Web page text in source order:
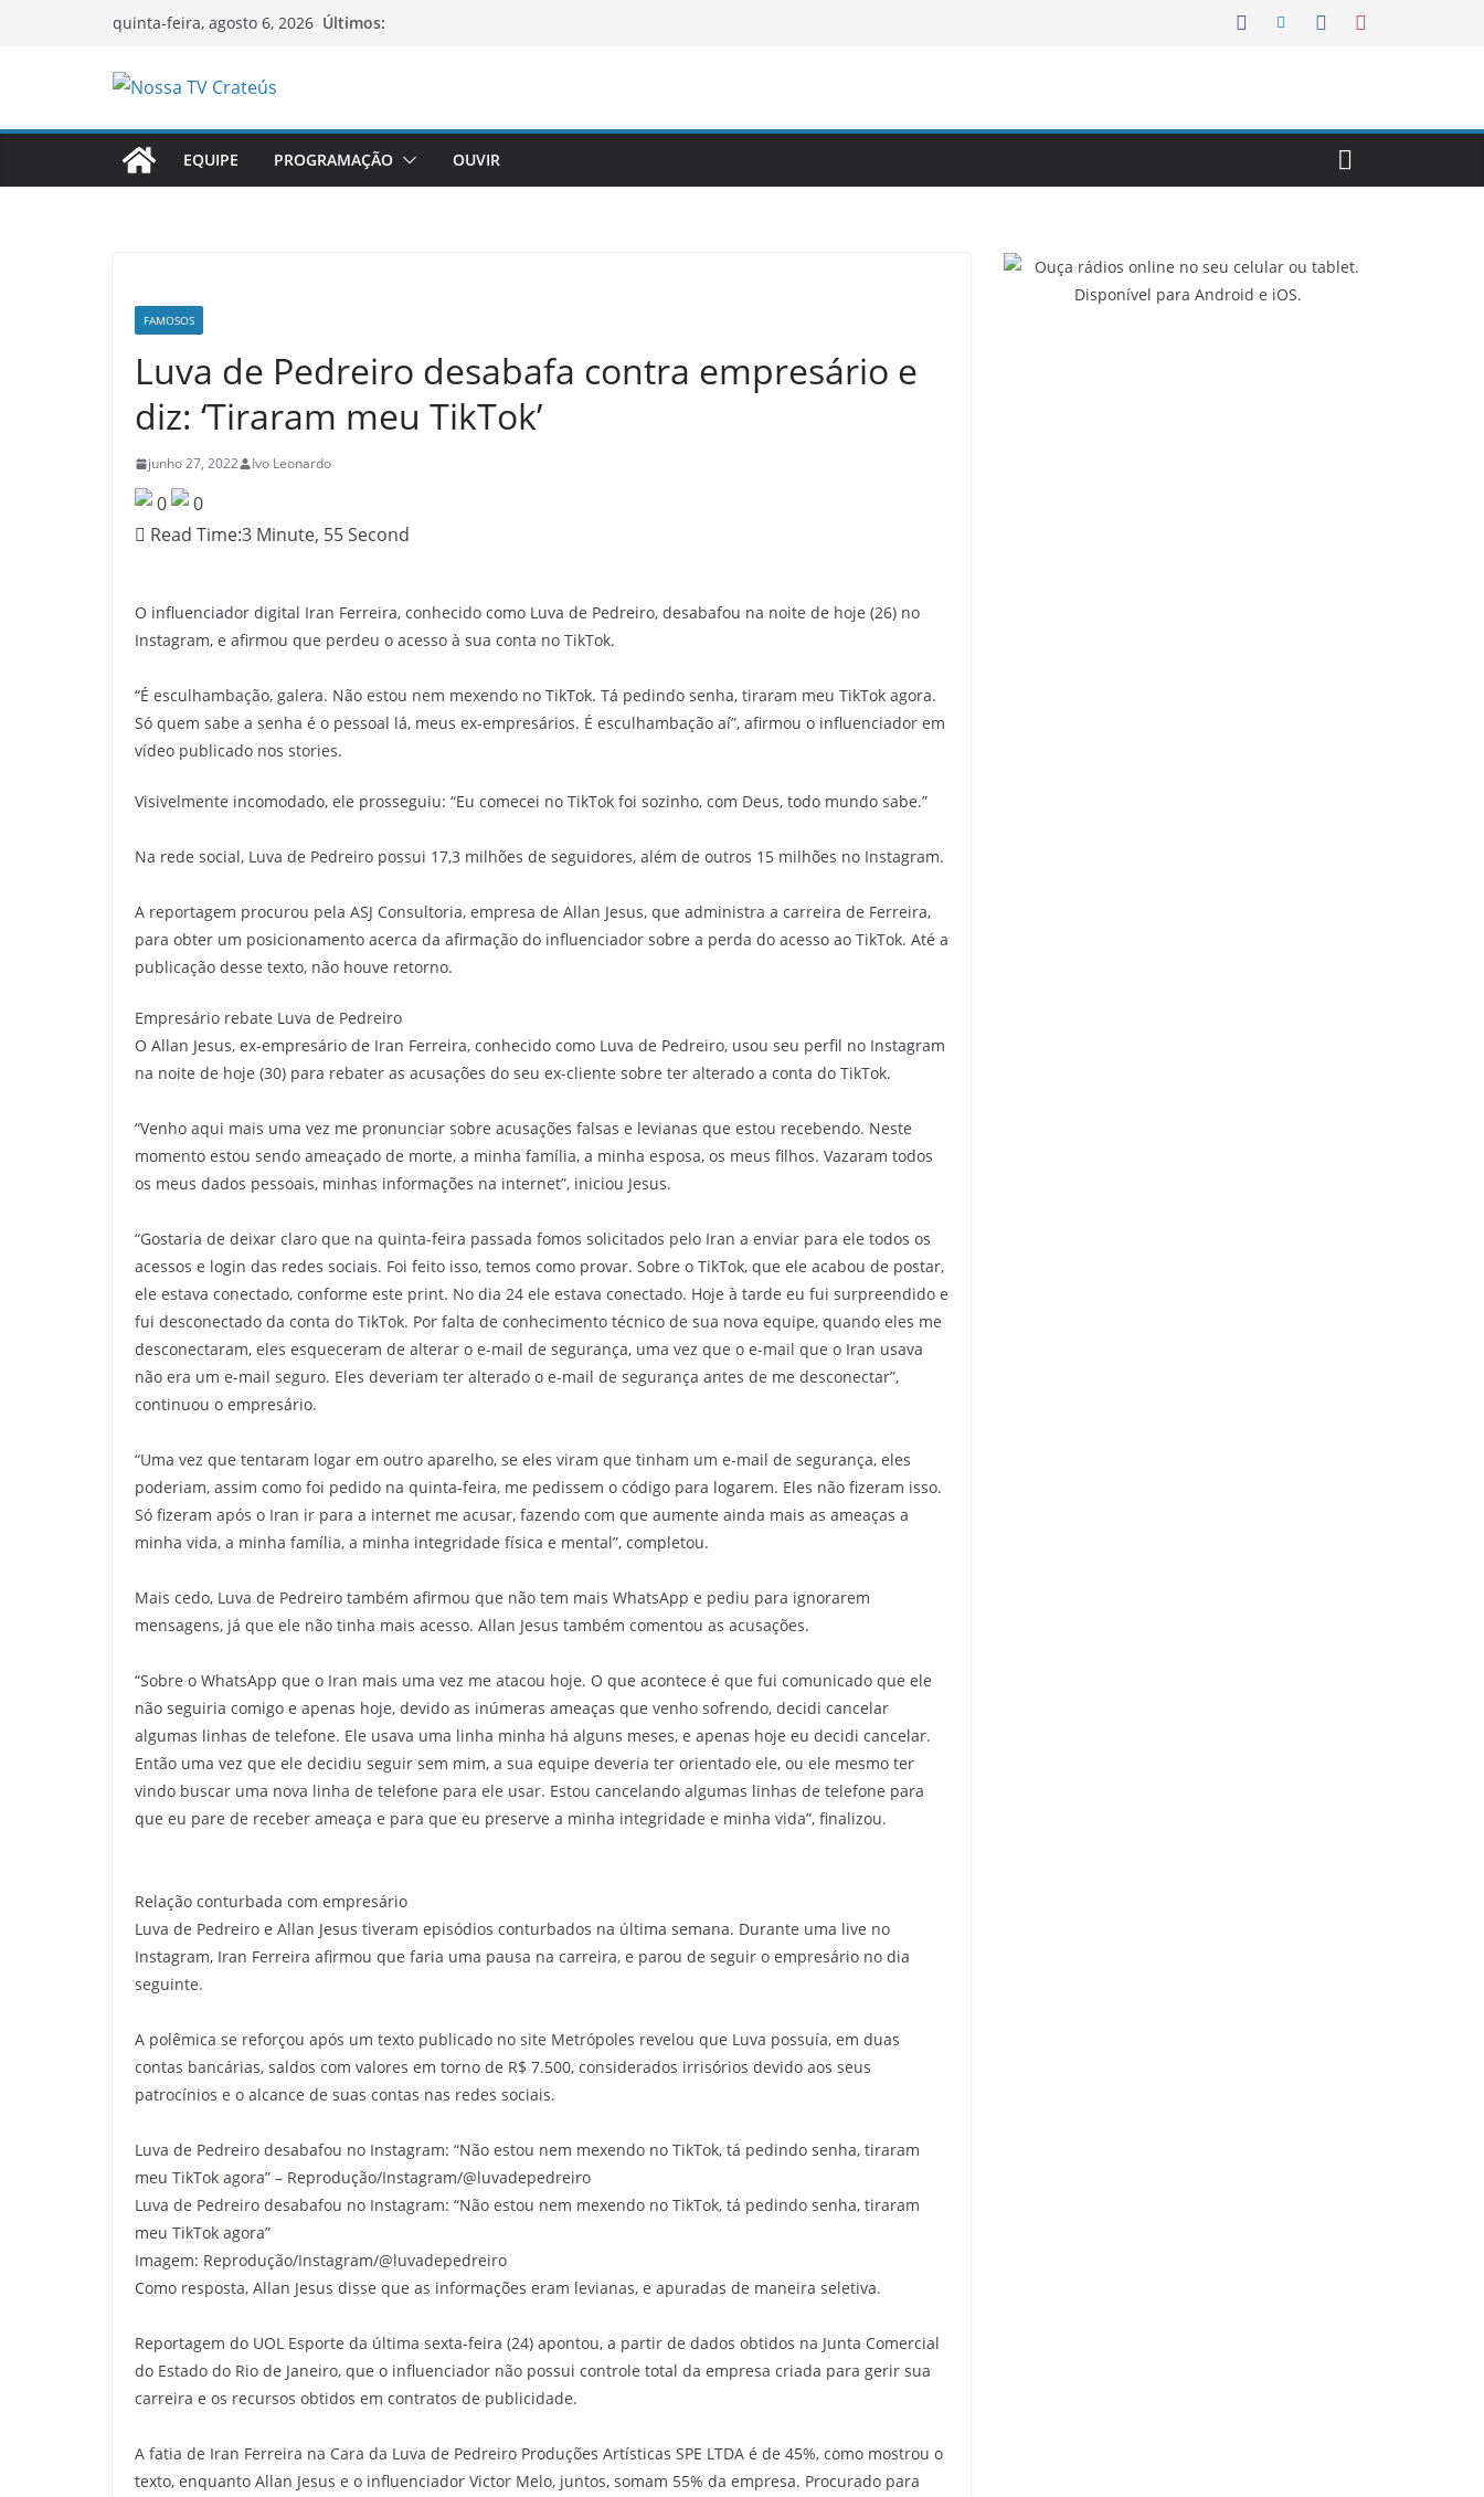
quinta-feira, agosto 6, 2026 Últimos:
p
o
EQUIPE PROGRAMAÇÃO OUVIR
FAMOSOS
Luva de Pedreiro desabafa contra empresário e
diz: ‘Tiraram meu TikTok’
junho 27, 2022 Ivo Leonardo
0
0
Read Time:3 Minute, 55 Second
O influenciador digital Iran Ferreira, conhecido como Luva de Pedreiro, desabafou na noite de hoje (26) no
Instagram, e afirmou que perdeu o acesso à sua conta no TikTok.
“É esculhambação, galera. Não estou nem mexendo no TikTok. Tá pedindo senha, tiraram meu TikTok agora.
Só quem sabe a senha é o pessoal lá, meus ex-empresários. É esculhambação aí”, afirmou o influenciador em
vídeo publicado nos stories.
Visivelmente incomodado, ele prosseguiu: “Eu comecei no TikTok foi sozinho, com Deus, todo mundo sabe.”
Na rede social, Luva de Pedreiro possui 17,3 milhões de seguidores, além de outros 15 milhões no Instagram.
A reportagem procurou pela ASJ Consultoria, empresa de Allan Jesus, que administra a carreira de Ferreira,
para obter um posicionamento acerca da afirmação do influenciador sobre a perda do acesso ao TikTok. Até a
publicação desse texto, não houve retorno.
Empresário rebate Luva de Pedreiro
O Allan Jesus, ex-empresário de Iran Ferreira, conhecido como Luva de Pedreiro, usou seu perfil no Instagram
na noite de hoje (30) para rebater as acusações do seu ex-cliente sobre ter alterado a conta do TikTok.
“Venho aqui mais uma vez me pronunciar sobre acusações falsas e levianas que estou recebendo. Neste
momento estou sendo ameaçado de morte, a minha família, a minha esposa, os meus filhos. Vazaram todos
os meus dados pessoais, minhas informações na internet”, iniciou Jesus.
“Gostaria de deixar claro que na quinta-feira passada fomos solicitados pelo Iran a enviar para ele todos os
acessos e login das redes sociais. Foi feito isso, temos como provar. Sobre o TikTok, que ele acabou de postar,
ele estava conectado, conforme este print. No dia 24 ele estava conectado. Hoje à tarde eu fui surpreendido e
fui desconectado da conta do TikTok. Por falta de conhecimento técnico de sua nova equipe, quando eles me
desconectaram, eles esqueceram de alterar o e-mail de segurança, uma vez que o e-mail que o Iran usava
não era um e-mail seguro. Eles deveriam ter alterado o e-mail de segurança antes de me desconectar”,
continuou o empresário.
“Uma vez que tentaram logar em outro aparelho, se eles viram que tinham um e-mail de segurança, eles
poderiam, assim como foi pedido na quinta-feira, me pedissem o código para logarem. Eles não fizeram isso.
Só fizeram após o Iran ir para a internet me acusar, fazendo com que aumente ainda mais as ameaças a
minha vida, a minha família, a minha integridade física e mental”, completou.
Mais cedo, Luva de Pedreiro também afirmou que não tem mais WhatsApp e pediu para ignorarem
mensagens, já que ele não tinha mais acesso. Allan Jesus também comentou as acusações.
“Sobre o WhatsApp que o Iran mais uma vez me atacou hoje. O que acontece é que fui comunicado que ele
não seguiria comigo e apenas hoje, devido as inúmeras ameaças que venho sofrendo, decidi cancelar
algumas linhas de telefone. Ele usava uma linha minha há alguns meses, e apenas hoje eu decidi cancelar.
Então uma vez que ele decidiu seguir sem mim, a sua equipe deveria ter orientado ele, ou ele mesmo ter
vindo buscar uma nova linha de telefone para ele usar. Estou cancelando algumas linhas de telefone para
que eu pare de receber ameaça e para que eu preserve a minha integridade e minha vida”, finalizou.
Relação conturbada com empresário
Luva de Pedreiro e Allan Jesus tiveram episódios conturbados na última semana. Durante uma live no
Instagram, Iran Ferreira afirmou que faria uma pausa na carreira, e parou de seguir o empresário no dia
seguinte.
A polêmica se reforçou após um texto publicado no site Metrópoles revelou que Luva possuía, em duas
contas bancárias, saldos com valores em torno de R$ 7.500, considerados irrisórios devido aos seus
patrocínios e o alcance de suas contas nas redes sociais.
Luva de Pedreiro desabafou no Instagram: “Não estou nem mexendo no TikTok, tá pedindo senha, tiraram
meu TikTok agora” – Reprodução/Instagram/@luvadepedreiro
Luva de Pedreiro desabafou no Instagram: “Não estou nem mexendo no TikTok, tá pedindo senha, tiraram
meu TikTok agora”
Imagem: Reprodução/Instagram/@luvadepedreiro
Como resposta, Allan Jesus disse que as informações eram levianas, e apuradas de maneira seletiva.
Reportagem do UOL Esporte da última sexta-feira (24) apontou, a partir de dados obtidos na Junta Comercial
do Estado do Rio de Janeiro, que o influenciador não possui controle total da empresa criada para gerir sua
carreira e os recursos obtidos em contratos de publicidade.
A fatia de Iran Ferreira na Cara da Luva de Pedreiro Produções Artísticas SPE LTDA é de 45%, como mostrou o
texto, enquanto Allan Jesus e o influenciador Victor Melo, juntos, somam 55% da empresa. Procurado para